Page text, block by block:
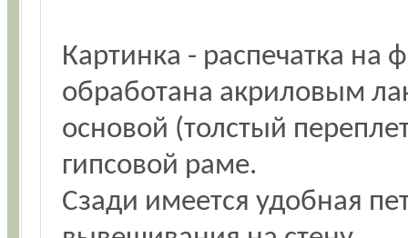
Картинка - распечатка на
обработана акриловым
основой (толстый
гипсовой раме.
Сзади имеется удобная